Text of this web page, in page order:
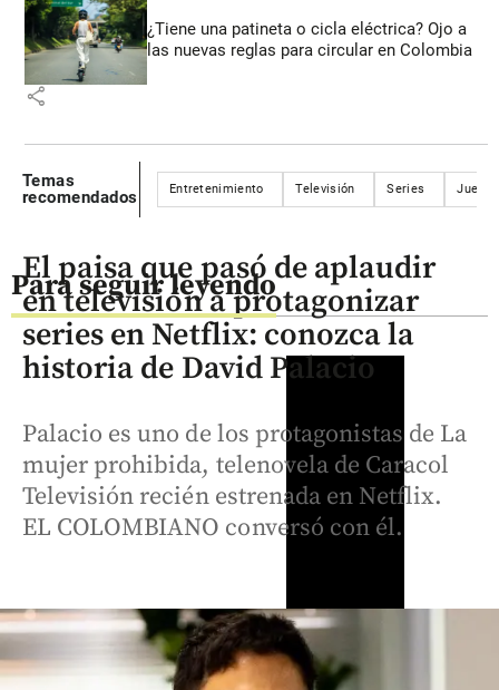
¿Tiene una patineta o cicla eléctrica? Ojo a
las nuevas reglas para circular en Colombia
share
Temas
recomendados
Entretenimiento Televisión Series Juego
Para seguir leyendo
El paisa que pasó de aplaudir
en televisión a protagonizar
series en Netflix: conozca la
historia de David Palacio
Palacio es uno de los protagonistas de La
mujer prohibida, telenovela de Caracol
Televisión recién estrenada en Netflix.
EL COLOMBIANO conversó con él.